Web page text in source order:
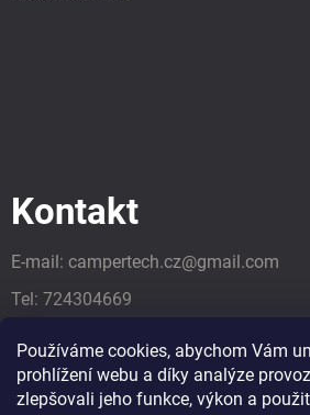
Používáme cookies, abychom Vám
prohlížení webu a díky analýze
zlepšovali jeho funkce, výkon a
Kontakt
E-mail: campertech.cz@gmail.com
Tel: 724304669